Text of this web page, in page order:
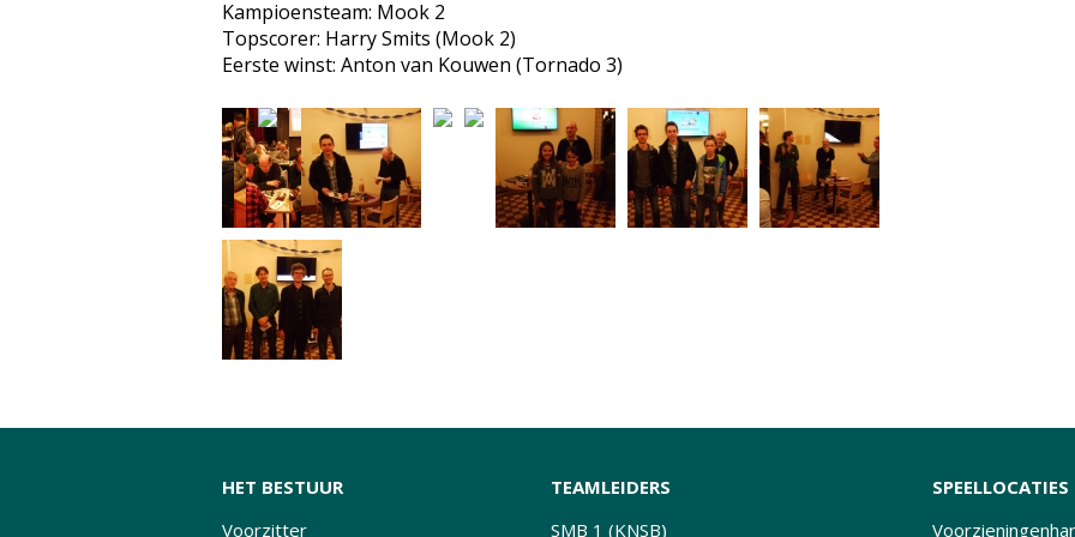
Kampioensteam: Mook 2
Topscorer: Harry Smits (Mook 2)
Eerste winst: Anton van Kouwen (Tornado 3)
HET BESTUUR
Voorzitter
TEAMLEIDERS
SMB 1 (KNSB)
SPEELLOCATIES